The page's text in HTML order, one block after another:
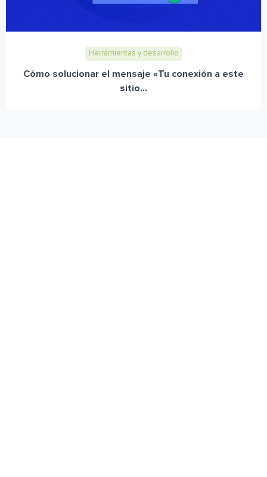
Herramientas y desarrollo
Cómo solucionar el mensaje «Tu conexión a este
sitio...